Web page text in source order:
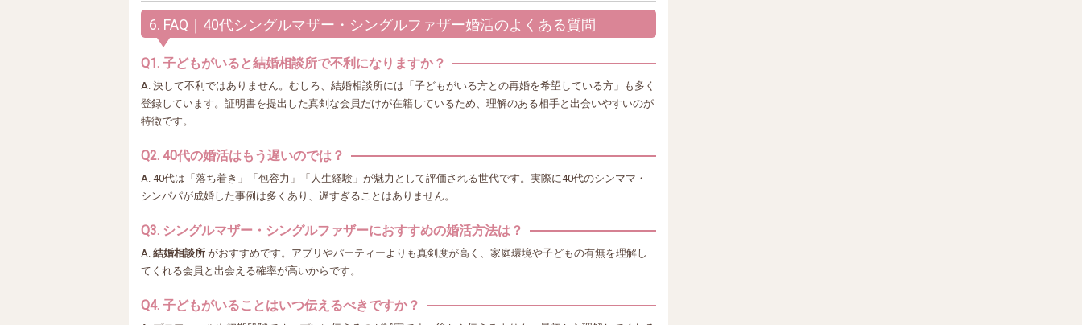
6. FAQ｜40代シングルマザー・シングルファザー婚活のよくある質問
Q1. 子どもがいると結婚相談所で不利になりますか？
A. 決して不利ではありません。むしろ、結婚相談所には「子どもがいる方との再婚を希望している方」も多く
登録しています。証明書を提出した真剣な会員だけが在籍しているため、理解のある相手と出会いやすいのが
特徴です。
Q2. 40代の婚活はもう遅いのでは？
A. 40代は「落ち着き」「包容力」「人生経験」が魅力として評価される世代です。実際に40代のシンママ・
シンパパが成婚した事例は多くあり、遅すぎることはありません。
Q3. シングルマザー・シングルファザーにおすすめの婚活方法は？
A. 結婚相談所 がおすすめです。アプリやパーティーよりも真剣度が高く、家庭環境や子どもの有無を理解し
てくれる会員と出会える確率が高いからです。
Q4. 子どもがいることはいつ伝えるべきですか？